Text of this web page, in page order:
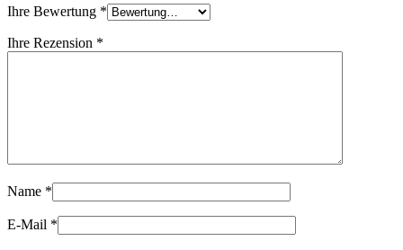
Ihre Bewertung *
Ihre Rezension *
Name *
E-Mail *